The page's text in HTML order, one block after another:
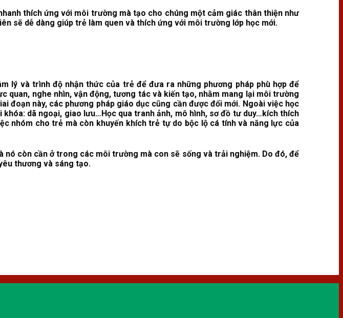
thích ứng với môi trường mà tạo cho chúng một cảm giác thân thiện như
sẽ dễ dàng giúp trẻ làm quen và thích ứng với môi trường lớp học mới.
lý và trình độ nhận thức của trẻ để đưa ra những phương pháp phù hợp để
quan, nghe nhìn, vận động, tương tác và kiến tạo, nhằm mang lại môi trường
này, các phương pháp giáo dục cũng cần được đổi mới. Ngoài việc học
dã ngoại, giao lưu…Học qua tranh ảnh, mô hình, sơ đồ tư duy…kích thích
nhóm cho trẻ mà còn khuyến khích trẻ tự do bộc lộ cá tính và năng lực của
còn cần ở trong các môi trường mà con sẽ sống và trải nghiệm. Do đó, để
thương và sáng tạo.